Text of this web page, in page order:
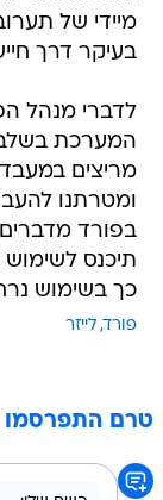
מיידי של
בעיקר דרך
לדברי מנהל
המערכת
מריצים
ומטרתנו
בפורד
תיכנס
כך בשימוש
פורד לייזר
טרם התפרסמו